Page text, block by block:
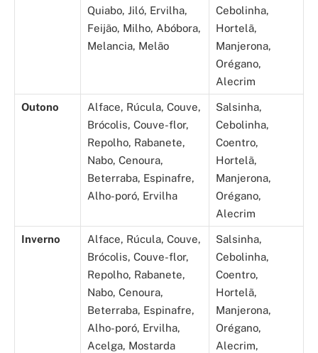
Quiabo, Jiló, Ervilha,
Feijão, Milho, Abóbora,
Melancia, Melão
Cebolinha,
Hortelã,
Manjerona,
Orégano,
Alecrim
Outono
Alface, Rúcula, Couve,
Brócolis, Couve-flor,
Repolho, Rabanete,
Nabo, Cenoura,
Beterraba, Espinafre,
Alho-poró, Ervilha
Salsinha,
Cebolinha,
Coentro,
Hortelã,
Manjerona,
Orégano,
Alecrim
Inverno
Alface, Rúcula, Couve,
Brócolis, Couve-flor,
Repolho, Rabanete,
Nabo, Cenoura,
Beterraba, Espinafre,
Alho-poró, Ervilha,
Acelga, Mostarda
Salsinha,
Cebolinha,
Coentro,
Hortelã,
Manjerona,
Orégano,
Alecrim,